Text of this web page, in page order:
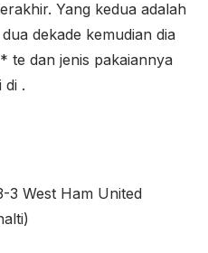
Yang kedua adalah
dekade kemudian dia
te dan jenis pakaiannya
di .
3 West Ham United